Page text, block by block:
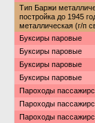
Тип Баржи
постройка до 1945
металлическая (г/п
Буксиры паровые
Буксиры паровые
Буксиры паровые
Буксиры паровые
Пароходы
Пароходы
Пароходы